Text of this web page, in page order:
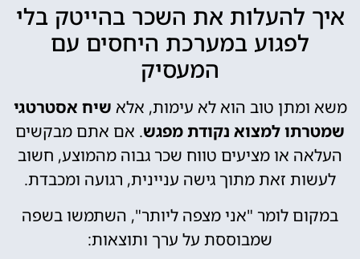
איך להעלות את השכר בהייטק בלי
לפגוע במערכת היחסים עם
המעסיק
משא ומתן טוב הוא לא עימות, אלא שיח אסטרטגי
שמטרתו למצוא נקודת מפגש. אם אתם מבקשים
העלאה או מציעים טווח שכר גבוה מהמוצע, חשוב
לעשות זאת מתוך גישה עניינית, רגועה ומכבדת.
במקום לומר "אני מצפה ליותר", השתמשו בשפה
שמבוססת על ערך ותוצאות: